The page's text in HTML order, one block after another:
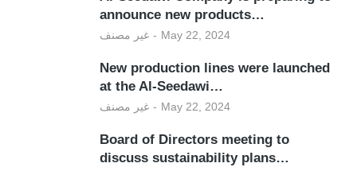
announce new products…
غير مصنف May 22, 2024
New production lines were launched
at the Al-Seedawi…
غير مصنف May 22, 2024
Board of Directors meeting to
discuss sustainability plans…